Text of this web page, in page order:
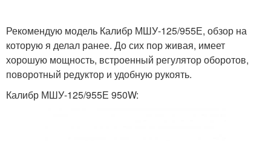
Рекомендую модель Калибр МШУ-125/955Е, обзор на
которую я делал ранее. До сих пор живая, имеет
хорошую мощность, встроенный регулятор оборотов,
поворотный редуктор и удобную рукоять.
Калибр МШУ-125/955Е 950W: